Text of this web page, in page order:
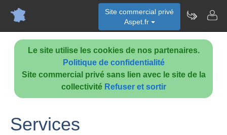
Le site utilise les cookies de nos partenaires.
Politique de confidentialité
Site commercial privé sans lien avec le site de la
collectivité Refuser et sortir
Site commercial privé
Aspet.fr
Services